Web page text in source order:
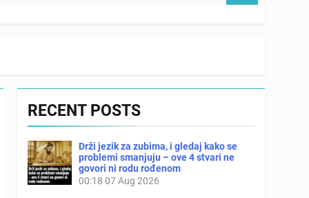
RECENT POSTS
Drži jezik za zubima, i gledaj kako se
problemi smanjuju – ove 4 stvari ne
govori ni rodu rođenom
00:18 07 Aug 2026